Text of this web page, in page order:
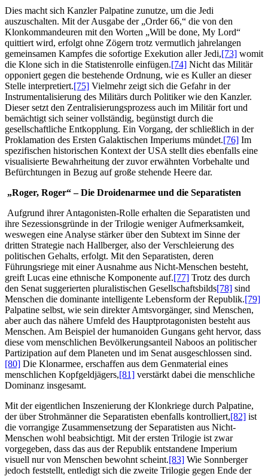
Dies macht sich Kanzler Palpatine zunutze, um die Jedi
auszuschalten. Mit der Ausgabe der „Order 66,“ die von den
Klonkommandeuren mit den Worten „Will be done, My Lord“
quittiert wird, erfolgt ohne Zögern trotz vermutlich jahrelangen
gemeinsamen Kampfes die sofortige Exekution aller Jedi,[73] womit
die Klone sich in die Statistenrolle einfügen.[74] Nicht das Militär
opponiert gegen die bestehende Ordnung, wie es Kuller an dieser
Stelle interpretiert.[75] Vielmehr zeigt sich die Gefahr in der
Instrumentalisierung des Militärs durch Politiker wie den Kanzler.
Dieser setzt den Zentralisierungsprozess auch im Militär fort und
bemächtigt sich seiner vollständig, begünstigt durch die
gesellschaftliche Entkopplung. Ein Vorgang, der schließlich in der
Proklamation des Ersten Galaktischen Imperiums mündet.[76] Im
spezifischen historischen Kontext der USA stellt dies ebenfalls eine
visualisierte Bewahrheitung der zuvor erwähnten Vorbehalte und
Befürchtungen in Bezug auf große stehende Heere dar.
„Roger, Roger“ – Die Droidenarmee und die Separatisten
Aufgrund ihrer Antagonisten-Rolle erhalten die Separatisten und
ihre Sezessionsgründe in der Trilogie weniger Aufmerksamkeit,
weswegen eine Analyse stärker über den Subtext im Sinne der
dritten Strategie nach Hallberger, also der Verschleierung des
politischen Gehalts, erfolgt. Mit den Separatisten, deren
Führungsriege mit einer Ausnahme aus Nicht-Menschen besteht,
greift Lucas eine ethnische Komponente auf.[77] Trotz des durch
den Senat suggerierten pluralistischen Gesellschaftsbilds[78] sind
Menschen die dominante intelligente Lebensform der Republik.[79]
Palpatine selbst, wie sein direkter Amtsvorgänger, sind Menschen,
aber auch das nähere Umfeld des Hauptprotagonisten besteht aus
Menschen. Am Beispiel der humanoiden Gungans geht hervor, dass
diese vom menschlichen Bevölkerungsanteil Naboos an politischer
Partizipation auf dem Planeten und im Senat ausgeschlossen sind.
[80] Die Klonarmee, erschaffen aus dem Genmaterial eines
menschlichen Kopfgeldjägers,[81] verstärkt dabei die menschliche
Dominanz insgesamt.
Mit der eigentlichen Inszenierung der Klonkriege durch Palpatine,
der über Strohmänner die Separatisten ebenfalls kontrolliert,[82] ist
die vorrangige Zusammensetzung der Separatisten aus Nicht-
Menschen wohl beabsichtigt. Mit der ersten Trilogie ist zwar
vorgegeben, dass das aus der Republik entstandene Imperium
visuell nur von Menschen bewohnt scheint.[83] Wie Sonnberger
jedoch feststellt, entledigt sich die zweite Trilogie gegen Ende der